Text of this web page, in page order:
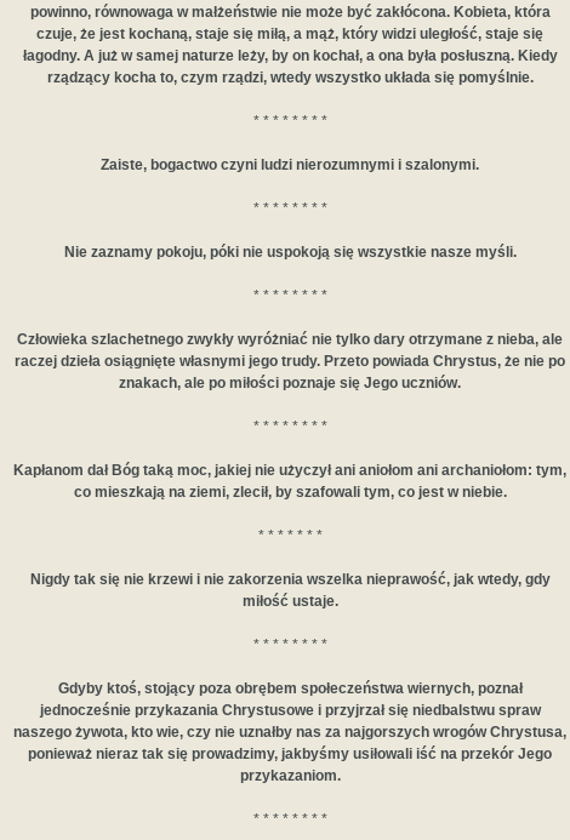
powinno, równowaga w małżeństwie nie może być zakłócona. Kobieta, która
czuje, że jest kochaną, staje się miłą, a mąż, który widzi uległość, staje się
łagodny. A już w samej naturze leży, by on kochał, a ona była posłuszną. Kiedy
rządzący kocha to, czym rządzi, wtedy wszystko układa się pomyślnie.
* * * * * * * *
Zaiste, bogactwo czyni ludzi nierozumnymi i szalonymi.
* * * * * * * *
Nie zaznamy pokoju, póki nie uspokoją się wszystkie nasze myśli.
* * * * * * * *
Człowieka szlachetnego zwykły wyróżniać nie tylko dary otrzymane z nieba, ale
raczej dzieła osiągnięte własnymi jego trudy. Przeto powiada Chrystus, że nie po
znakach, ale po miłości poznaje się Jego uczniów.
* * * * * * * *
Kapłanom dał Bóg taką moc, jakiej nie użyczył ani aniołom ani archaniołom: tym,
co mieszkają na ziemi, zlecił, by szafowali tym, co jest w niebie.
* * * * * * *
Nigdy tak się nie krzewi i nie zakorzenia wszelka nieprawość, jak wtedy, gdy
miłość ustaje.
* * * * * * * *
Gdyby ktoś, stojący poza obrębem społeczeństwa wiernych, poznał
jednocześnie przykazania Chrystusowe i przyjrzał się niedbalstwu spraw
naszego żywota, kto wie, czy nie uznałby nas za najgorszych wrogów Chrystusa,
ponieważ nieraz tak się prowadzimy, jakbyśmy usiłowali iść na przekór Jego
przykazaniom.
* * * * * * * *